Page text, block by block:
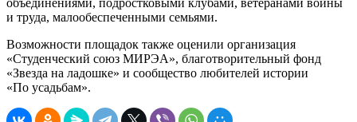
объединениями, подростковыми клубами, ветеранами войны
и труда, малообеспеченными семьями.
Возможности площадок также оценили организация
«Студенческий союз МИРЭА», благотворительный фонд
«Звезда на ладошке» и сообщество любителей истории
«По усадьбам».